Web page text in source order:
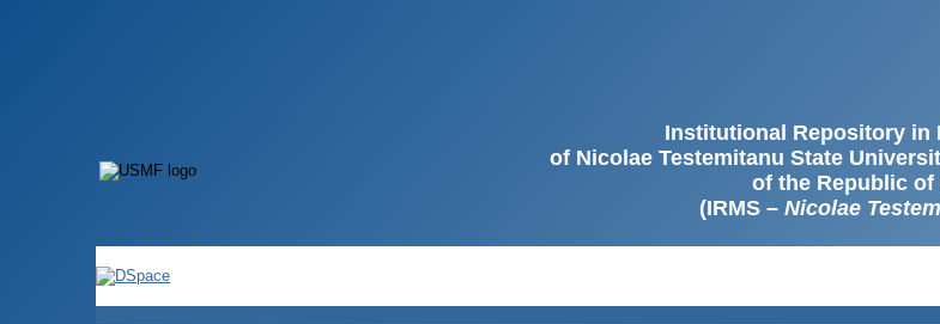
Institutional Repository in
of Nicolae Testemitanu State
of the Republic of
(IRMS – Nicolae